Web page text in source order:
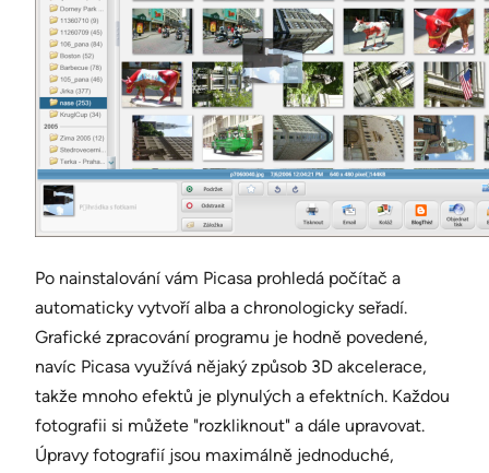
Po nainstalování vám Picasa prohledá počítač a
automaticky vytvoří alba a chronologicky seřadí.
Grafické zpracování programu je hodně povedené,
navíc Picasa využívá nějaký způsob 3D akcelerace,
takže mnoho efektů je plynulých a efektních. Každou
fotografii si můžete "rozkliknout" a dále upravovat.
Úpravy fotografií jsou maximálně jednoduché,